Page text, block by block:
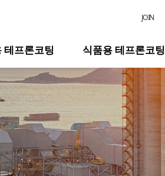
JOIN
테프론코팅 식품용 테프론코팅